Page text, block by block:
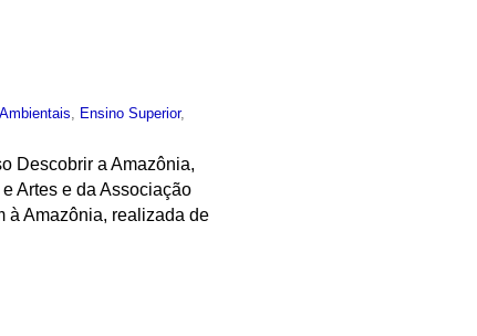
, Ensino Superior,
Descobrir a Amazônia,
Artes e da Associação
à Amazônia, realizada de